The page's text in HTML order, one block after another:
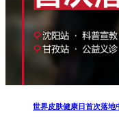
世界皮肤健康日首次落地